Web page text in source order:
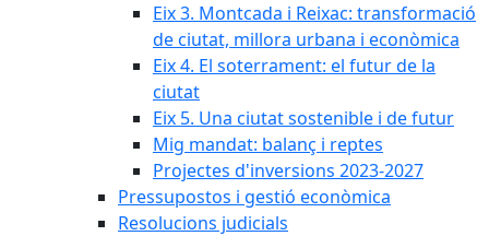
Eix 3. Montcada i Reixac: transformació
de ciutat, millora urbana i econòmica
Eix 4. El soterrament: el futur de la
ciutat
Eix 5. Una ciutat sostenible i de futur
Mig mandat: balanç i reptes
Projectes d'inversions 2023-2027
Pressupostos i gestió econòmica
Resolucions judicials